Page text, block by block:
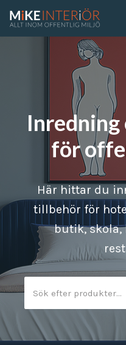
för
Här hittar du
tillbehör för
butik,